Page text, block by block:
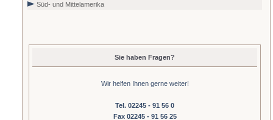
Süd- und Mittelamerika
Sie haben Fragen?
Wir helfen Ihnen gerne weiter!
Tel. 02245 - 91 56 0
Fax 02245 - 91 56 25